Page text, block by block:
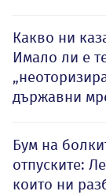
Какво ни
Имало ли е
държавни
Бум на
отпуските:
които ни